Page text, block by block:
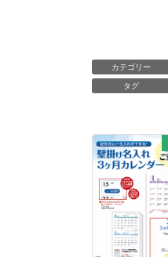
カテゴリー
タグ